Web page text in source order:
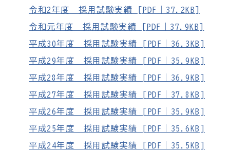
令和2年度 採用試験実績 [PDF｜37.2KB]
令和元年度 採用試験実績 [PDF｜37.9KB]
平成30年度 採用試験実績 [PDF｜36.3KB]
平成29年度 採用試験実績 [PDF｜35.9KB]
平成28年度 採用試験実績 [PDF｜36.9KB]
平成27年度 採用試験実績 [PDF｜37.8KB]
平成26年度 採用試験実績 [PDF｜35.9KB]
平成25年度 採用試験実績 [PDF｜35.6KB]
平成24年度 採用試験実績 [PDF｜35.5KB]